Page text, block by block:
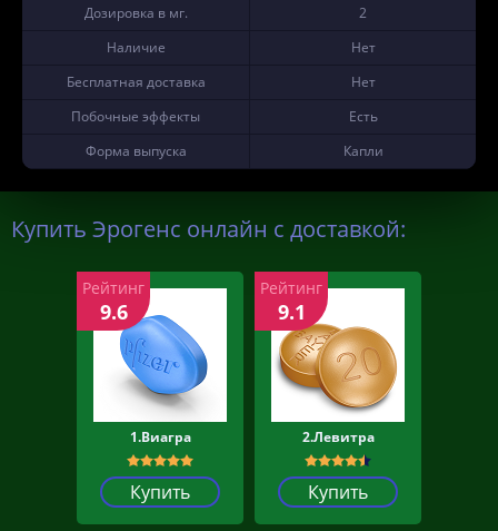
Дозировка в мг.
2
Наличие
Нет
Бесплатная доставка
Нет
Побочные эффекты
Есть
Форма выпуска
Капли
Купить Эрогенс онлайн с доставкой:
1.Виагра
Купить
Рейтинг
9.6
2.Левитра
Купить
Рейтинг
9.1